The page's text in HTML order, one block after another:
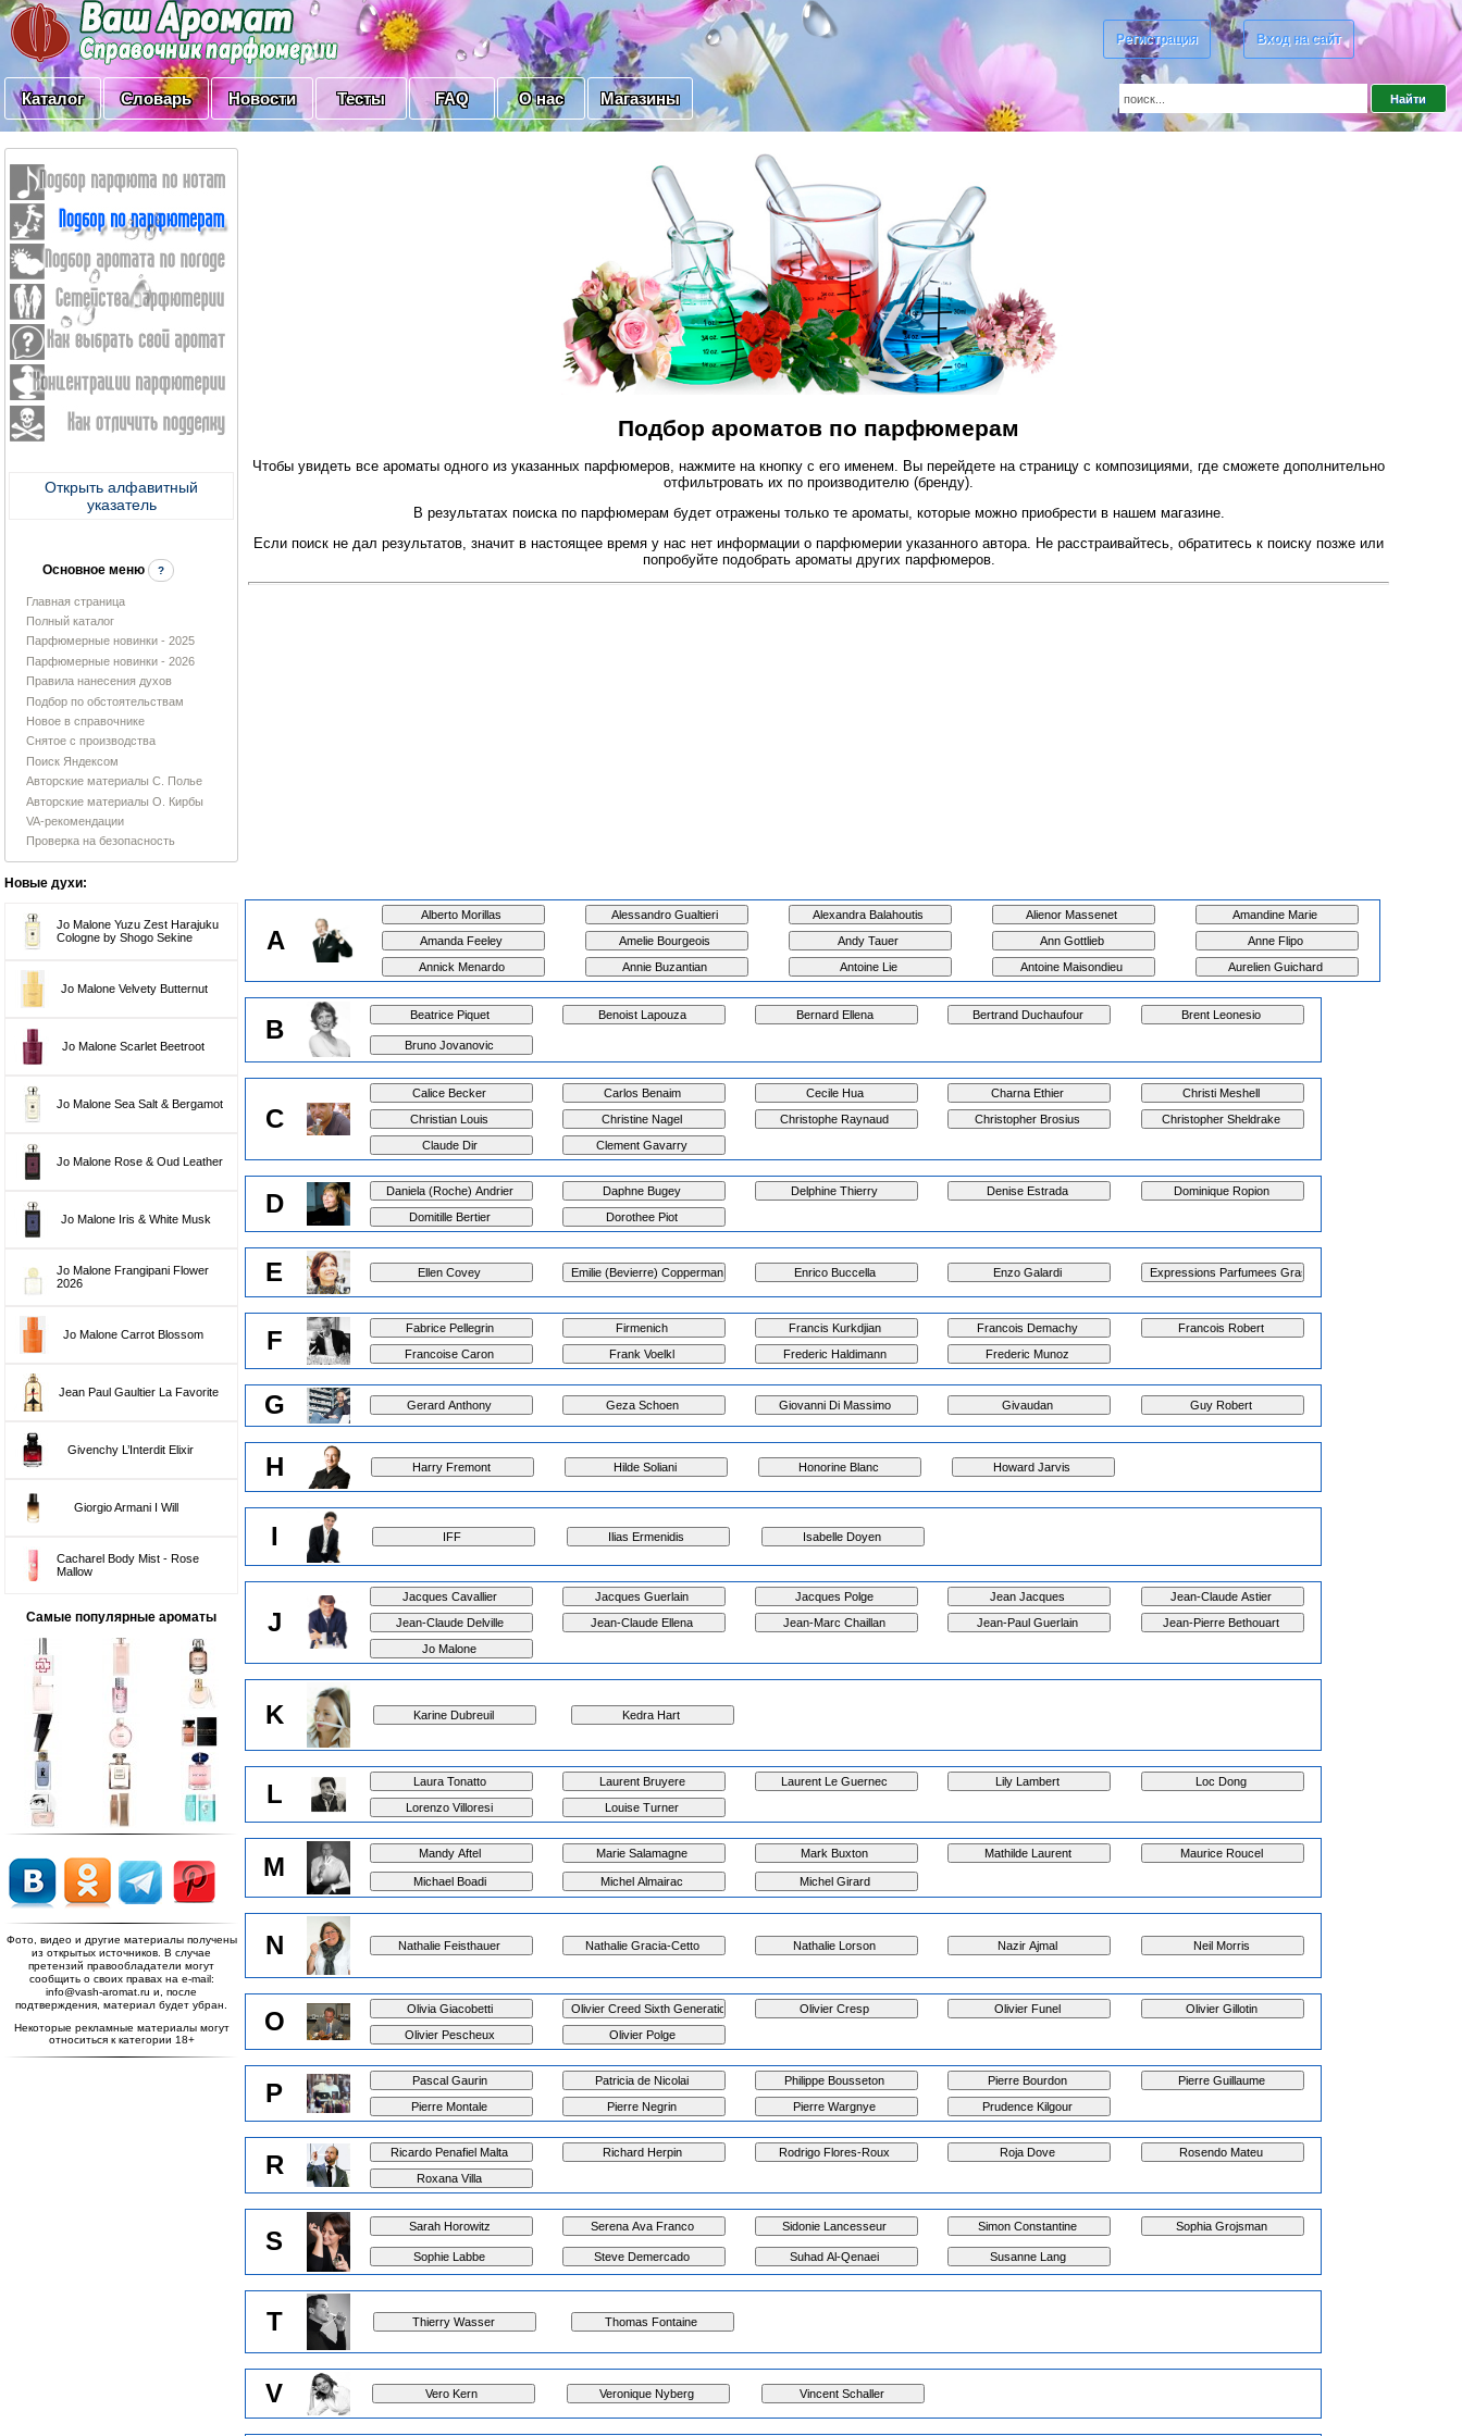
Регистрация Вход на сайт
Каталог Словарь Новости Тесты FAQ О нас Магазины
Открыть алфавитный
указатель
Основное меню ?
Главная страница
Полный каталог
Парфюмерные новинки - 2025
Парфюмерные новинки - 2026
Правила нанесения духов
Подбор по обстоятельствам
Новое в справочнике
Снятое с производства
Поиск Яндексом
Авторские материалы С. Полье
Авторские материалы О. Кирбы
VA-рекомендации
Проверка на безопасность
Новые духи:
Jo Malone Yuzu Zest Harajuku
Cologne by Shogo Sekine
Jo Malone Velvety Butternut
Jo Malone Scarlet Beetroot
Jo Malone Sea Salt & Bergamot
Jo Malone Rose & Oud Leather
Jo Malone Iris & White Musk
Jo Malone Frangipani Flower
2026
Jo Malone Carrot Blossom
Jean Paul Gaultier La Favorite
Givenchy L’Interdit Elixir
Giorgio Armani I Will
Cacharel Body Mist - Rose
Mallow
Самые популярные ароматы
Фото, видео и другие материалы получены
из открытых источников. В случае
претензий правообладатели могут
сообщить о своих правах на e-mail:
info@vash-aromat.ru и, после
подтверждения, материал будет убран.
Некоторые рекламные материалы могут
относиться к категории 18+
Подбор ароматов по парфюмерам
Чтобы увидеть все ароматы одного из указанных парфюмеров, нажмите на кнопку с его именем. Вы перейдете на страницу с композициями, где сможете дополнительно
отфильтровать их по производителю (бренду).
В результатах поиска по парфюмерам будет отражены только те ароматы, которые можно приобрести в нашем магазине.
Если поиск не дал результатов, значит в настоящее время у нас нет информации о парфюмерии указанного автора. Не расстраивайтесь, обратитесь к поиску позже или
попробуйте подобрать ароматы других парфюмеров.
A
B
C
D
E
F
G
H
I
J
K
L
M
N
O
P
R
S
T
V